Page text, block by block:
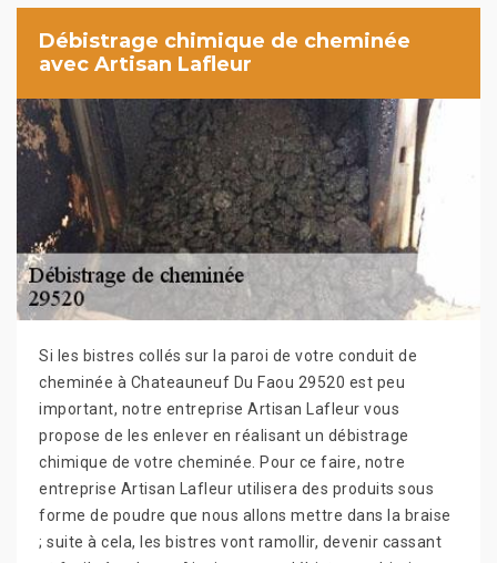
Débistrage chimique de cheminée
avec Artisan Lafleur
Si les bistres collés sur la paroi de votre conduit de
cheminée à Chateauneuf Du Faou 29520 est peu
important, notre entreprise Artisan Lafleur vous
propose de les enlever en réalisant un débistrage
chimique de votre cheminée. Pour ce faire, notre
entreprise Artisan Lafleur utilisera des produits sous
forme de poudre que nous allons mettre dans la braise
; suite à cela, les bistres vont ramollir, devenir cassant